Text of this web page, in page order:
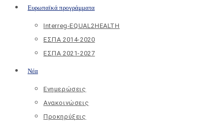
Ευρωπαϊκά προγράμματα
Interreg-EQUAL2HEALTH
ΕΣΠΑ 2014-2020
ΕΣΠΑ 2021-2027
Νέα
Ενημερώσεις
Ανακοινώσεις
Προκηρύξεις